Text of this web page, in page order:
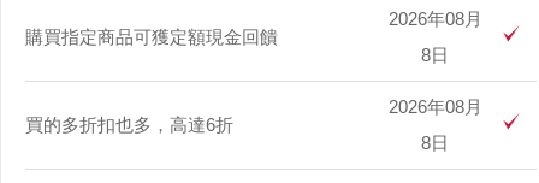
購買指定商品可獲定額現金回饋
2026年08月
8日
買的多折扣也多，高達6折
2026年08月
8日